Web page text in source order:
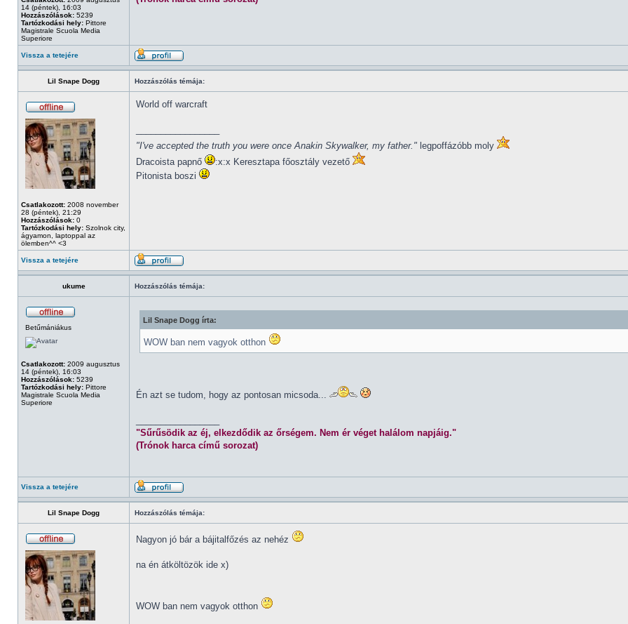
14 (péntek), 16:03
Hozzászólások: 5239
Tartózkodási hely: Pittore
Magistrale Scuola Media
Superiore
Vissza a tetejére
Lil Snape Dogg Hozzászólás témája:
Csatlakozott: 2008 november
28 (péntek), 21:29
Hozzászólások: 0
Tartózkodási hely: Szolnok city,
ágyamon, laptoppal az
ölemben^^ <3
World off warcraft
"I've accepted the truth you were once Anakin Skywalker, my father." legpoffázóbb moly
Dracoista papnő
:x:x Keresztapa főosztály vezető
Pitonista boszi
Vissza a tetejére
ukume Hozzászólás témája:
Betűmániákus
Csatlakozott: 2009 augusztus
14 (péntek), 16:03
Hozzászólások: 5239
Tartózkodási hely: Pittore
Magistrale Scuola Media
Superiore
Lil Snape Dogg írta:
WOW ban nem vagyok otthon
Én azt se tudom, hogy az pontosan micsoda...
"Sűrűsödik az éj, elkezdődik az őrségem. Nem ér véget halálom napjáig."
(Trónok harca című sorozat)
Vissza a tetejére
Lil Snape Dogg Hozzászólás témája:
Nagyon jó bár a bájitalfőzés az nehéz
na én átköltözök ide x)
WOW ban nem vagyok otthon